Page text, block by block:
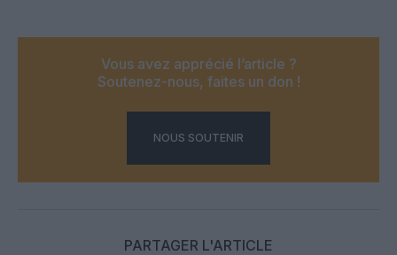
Vous avez apprécié l’article ?
Soutenez-nous, faites un don !
NOUS SOUTENIR
PARTAGER L'ARTICLE